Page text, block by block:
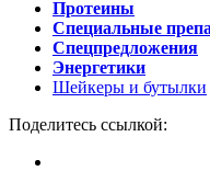
Протеины
Специальные
Спецпредложения
Энергетики
Шейкеры и бутылки
Поделитесь ссылкой: